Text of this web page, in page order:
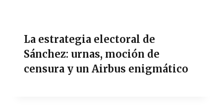
La estrategia electoral de
Sánchez: urnas, moción de
censura y un Airbus enigmático